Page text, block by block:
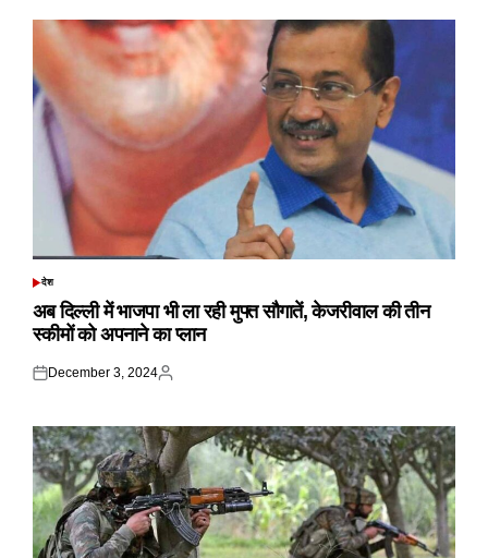
POSTED
देश
अब दिल्ली में भाजपा भी ला रही मुफ्त सौगातें, केजरीवाल की तीन
स्कीमों को अपनाने का प्लान
Posted
December 3, 2024
Posted